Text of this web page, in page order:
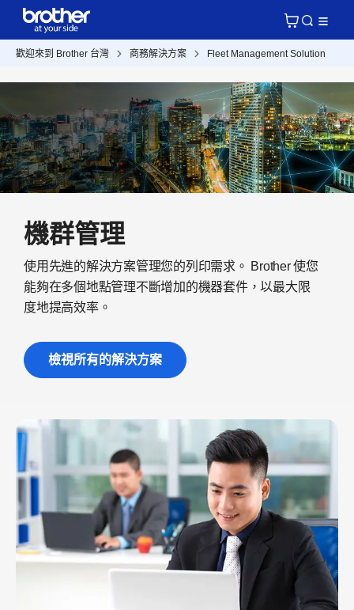
歡迎來到 Brother 台灣 商務解決方案 Fleet Management Solution
機群管理
使用先進的解決方案管理您的列印需求。 Brother 使您
能夠在多個地點管理不斷增加的機器套件，以最大限
度地提高效率。
檢視所有的解決方案